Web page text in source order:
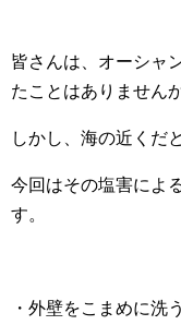
皆さんは、オーシャ
たことはありません
しかし、海の近くだ
今回はその塩害によ
す。
・外壁をこまめに洗う